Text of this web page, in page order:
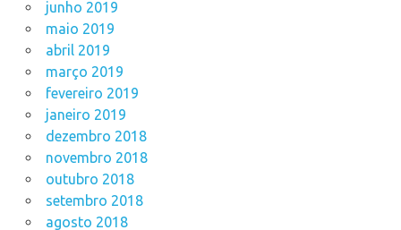
junho 2019
maio 2019
abril 2019
março 2019
fevereiro 2019
janeiro 2019
dezembro 2018
novembro 2018
outubro 2018
setembro 2018
agosto 2018